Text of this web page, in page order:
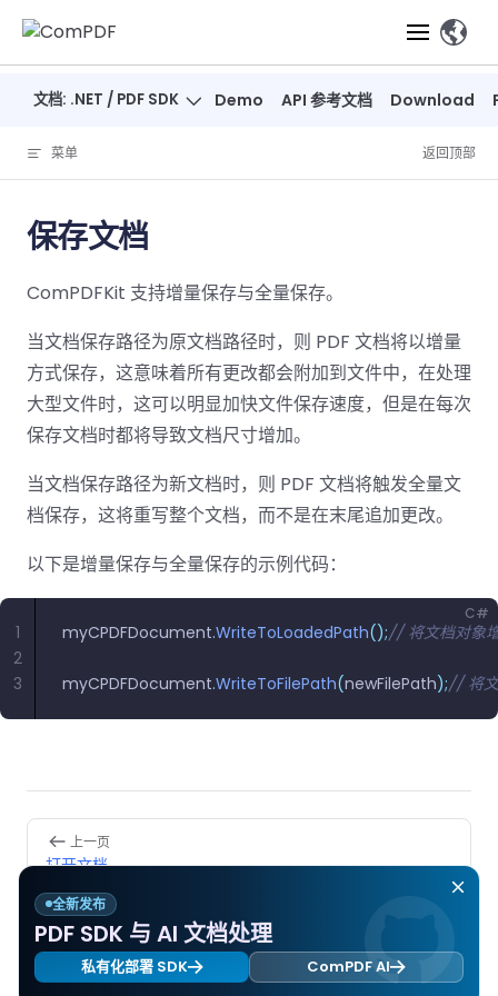
Skip to content
产品
ComPDF
SDK
验
Web
Web
SDK
SDK
SDK
Python
SDK
桌面端
Windows
SDK
Mac SDK
移动端
SDK
SDK
iOS SDK
ComPDF
体验
Open
API
MCP
ComPDF
智能全
解析
AI
必备功能
PDF
查看
器
注
释
文档
编辑
内容
编辑
文档生
成
表单
安全
标记密文
PDF/A,
PDF/X,
PDF/UA
转
换
测量
文档
分色
析
智能文档
取
解决方案
概览
智能全文解
析
智能文档抽
取
解决
方案
建
筑
航
空
融
教
育
刷
政
疗
Teams
持:
格。
在线工具
开发者
ComPDF
SDK 指南
Web
Web 指
南
服务器端
指南
.NET 指
南
C 指南
C++ 指
桌面端
Windows
指南
Mac 指南
移动端
Flutter 指
React
Native 指
Cloud 指
南
Open
API
私有化部
AI 指南
私有
署
定价
联系销售
登录
文档: .NET / PDF SDK Demo API 参考文档 Download
、
全新发布
PDF SDK 与 AI 文档处理
私有化部署 SDK ComPDF AI
菜单 返回顶部
保存文档
ComPDFKit 支持增量保存与全量保存。
当文档保存路径为原文档路径时，则 PDF 文档将以增量
方式保存，这意味着所有更改都会附加到文件中，在处理
大型文件时，这可以明显加快文件保存速度，但是在每次
保存文档时都将导致文档尺寸增加。
当文档保存路径为新文档时，则 PDF 文档将触发全量文
档保存，这将重写整个文档，而不是在末尾追加更改。
以下是增量保存与全量保存的示例代码：
C#
myCPDFDocument.WriteToLoadedPath();// 将文档对象
myCPDFDocument.WriteToFilePath(newFilePath);// 将
1
2
3
Pager上一页
打开文档
文档信息